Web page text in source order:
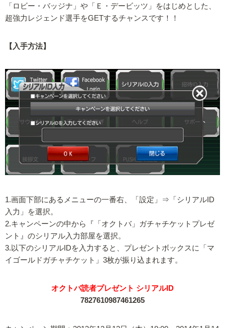
「ロビー・バッジナ」や「Ｅ・デービッツ」をはじめとした、
超強力レジェンド選手をGETするチャンスです！！
【入手方法】
1.画面下部にあるメニューの一番右、「設定」⇒「シリアルID
入力」を選択。
2.キャンペーンの中から『「オクトバ」ガチャチケットプレゼ
ント』のシリアル入力部屋を選択。
3.以下のシリアルIDを入力すると、プレゼントボックスに「マ
イゴールドガチャチケット」3枚が振り込まれます。
オクトバ読者プレゼント シリアルID
7827610987461265